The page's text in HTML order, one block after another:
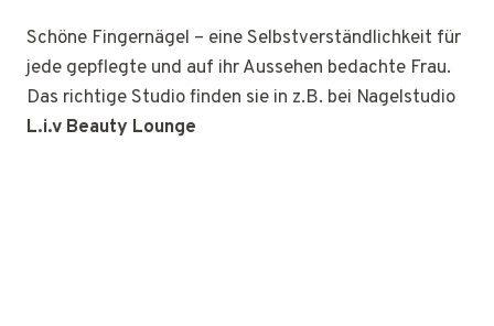
Schöne Fingernägel – eine Selbstverständlichkeit für
jede gepflegte und auf ihr Aussehen bedachte Frau.
Das richtige Studio finden sie in z.B. bei Nagelstudio
L.i.v Beauty Lounge